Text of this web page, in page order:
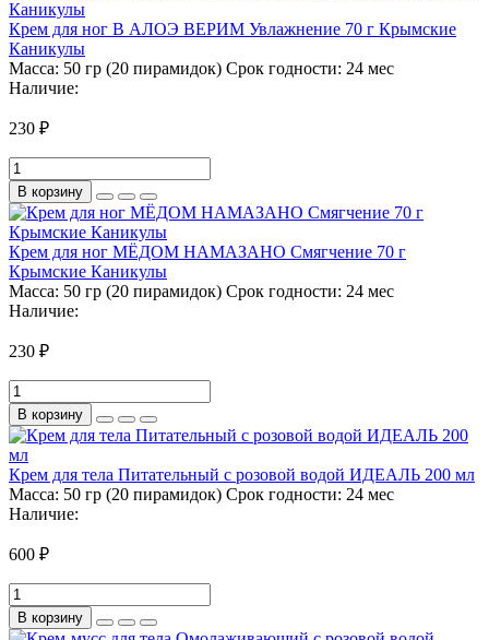
Крем для ног В АЛОЭ ВЕРИМ Увлажнение 70 г Крымские
Каникулы
Масса: 50 гр (20 пирамидок) Срок годности: 24 мес
Наличие:
230 ₽
В корзину
Крем для ног МЁДОМ НАМАЗАНО Смягчение 70 г
Крымские Каникулы
Масса: 50 гр (20 пирамидок) Срок годности: 24 мес
Наличие:
230 ₽
В корзину
Крем для тела Питательный с розовой водой ИДЕАЛЬ 200 мл
Масса: 50 гр (20 пирамидок) Срок годности: 24 мес
Наличие:
600 ₽
В корзину